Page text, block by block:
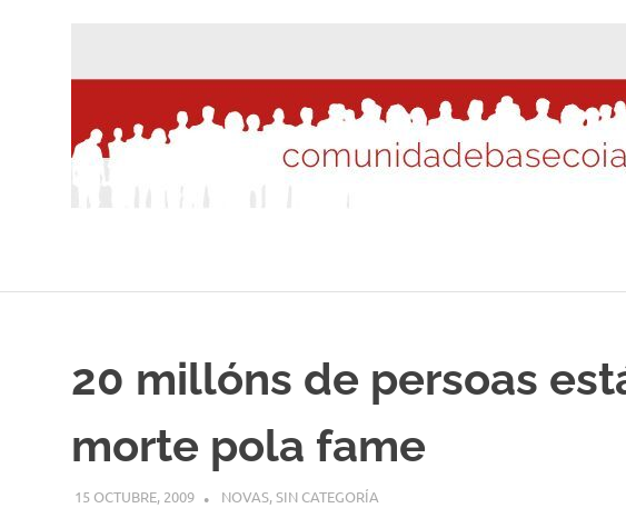
20 millóns de persoas
morte pola fame
15 OCTUBRE, 2009 DESARROLLO
NOVAS,SIN CATEGORÍA